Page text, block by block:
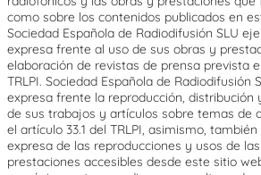
como sobre los contenidos publicados en
Sociedad Española de Radiodifusión SLU
expresa frente al uso de sus obras y
elaboración de revistas de prensa prevista
TRLPI. Sociedad Española de Radiodifusión
expresa frente la reproducción, distribución
de sus trabajos y artículos sobre temas de
el artículo 33.1 del TRLPI, asimismo,
expresa de las reproducciones y usos de
prestaciones accesibles desde este sitio